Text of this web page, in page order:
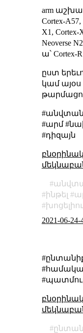
arm
Cortex-A57,
X1, Cortex-
Neoverse
ա՝ Cortex-
ըստ
կամ այօս
#արմ
#դիզայն
ինթել
2021-06-24-